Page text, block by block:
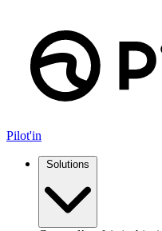
contenu
Pilot'in
Solutions